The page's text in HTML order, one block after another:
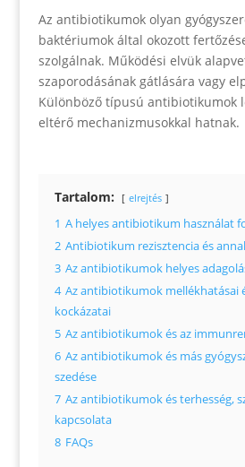
Az antibiotikumok olyan
baktériumok által okozott
szolgálnak. Működési elvük
szaporodásának gátlására vagy
Különböző típusú antibiotikumok
eltérő mechanizmusokkal hatnak.
Tartalom: elrejtés
1 A helyes antibiotikum használat
2 Antibiotikum rezisztencia és
3 Az antibiotikumok helyes
4 Az antibiotikumok mellékhatásai
kockázatai
5 Az antibiotikumok és az
6 Az antibiotikumok és más
szedése
7 Az antibiotikumok és terhesség,
kapcsolata
8 FAQs